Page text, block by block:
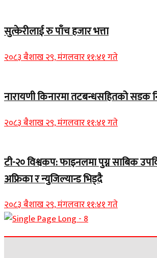
सुत्केरीलाई रु पाँच हजार भत्ता
२०८३ बैशाख २९, मंगलवार ११:४१ गते
नारायणी किनारमा तटबन्धसहितको सडक
२०८३ बैशाख २९, मंगलवार ११:४१ गते
टी-२० विश्वकप: फाइनलमा पुग्न साबिक
अफ्रिका र न्युजिल्यान्ड भिड्दै
२०८३ बैशाख २९, मंगलवार ११:४१ गते